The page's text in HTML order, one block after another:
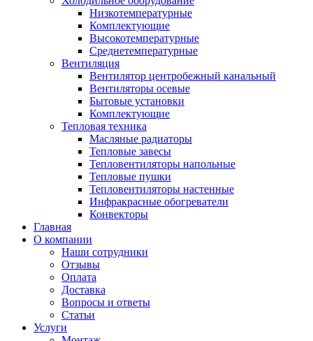
Низкотемпературные
Комплектующие
Высокотемпературные
Среднетемпературные
Вентиляция
Вентилятор центробежный канальный
Вентиляторы осевые
Бытовые установки
Комплектующие
Тепловая техника
Масляные радиаторы
Тепловые завесы
Тепловентиляторы напольные
Тепловые пушки
Тепловентиляторы настенные
Инфракрасные обогреватели
Конвекторы
Главная
О компании
Наши сотрудники
Отзывы
Оплата
Доставка
Вопросы и ответы
Статьи
Услуги